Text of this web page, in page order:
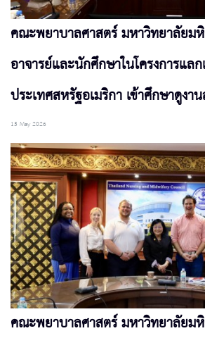
คณะพยาบาลศาสตร์ มหาวิทยาลัยม
อาจารย์และนักศึกษาในโครงการแล
ประเทศสหรัฐอเมริกา เข้าศึกษาดูง
15 May 2026
คณะพยาบาลศาสตร์ มหาวิทยาลัยม